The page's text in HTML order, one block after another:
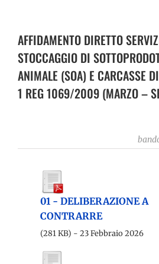
AFFIDAMENTO DIRETTO
STOCCAGGIO DI
ANIMALE (SOA) E CARCASSE
1 REG 1069/2009 (MARZO –
01 - DELIBERAZIONE A
CONTRARRE
(281 KB) - 23 Febbraio 2026